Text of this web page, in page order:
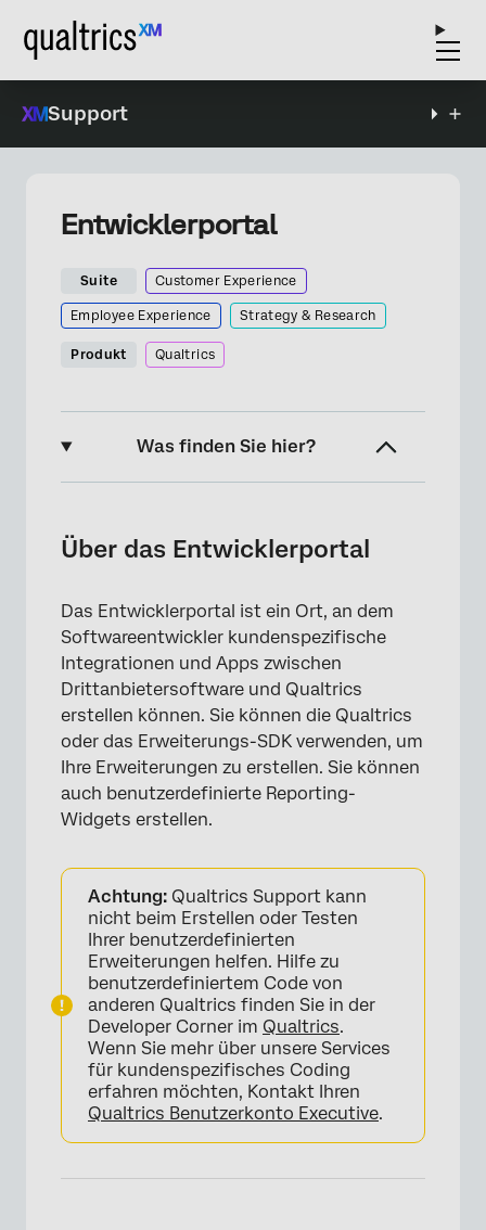
Support
Entwicklerportal
Suite Customer Experience
Employee Experience Strategy & Research
Produkt Qualtrics
Was finden Sie hier?
Anmelden am Developer Portal
Erstellen von Dashboard
Ressourcen für das Entwicklerportal
Über das Entwicklerportal
Das Entwicklerportal ist ein Ort, an dem
Softwareentwickler kundenspezifische
Integrationen und Apps zwischen
Drittanbietersoftware und Qualtrics
erstellen können. Sie können die Qualtrics
oder das Erweiterungs-SDK verwenden, um
Ihre Erweiterungen zu erstellen. Sie können
auch benutzerdefinierte Reporting-
Widgets erstellen.
Achtung: Qualtrics Support kann
nicht beim Erstellen oder Testen
Ihrer benutzerdefinierten
Erweiterungen helfen. Hilfe zu
benutzerdefiniertem Code von
anderen Qualtrics finden Sie in der
Developer Corner im Qualtrics.
Wenn Sie mehr über unsere Services
für kundenspezifisches Coding
erfahren möchten, Kontakt Ihren
Qualtrics Benutzerkonto Executive.